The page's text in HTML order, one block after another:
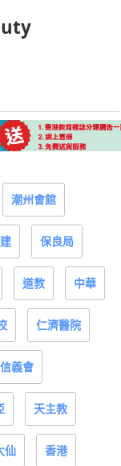
潮州會館
保良局
道教 中華
仁濟醫院
信義會
天主教
仙 香港